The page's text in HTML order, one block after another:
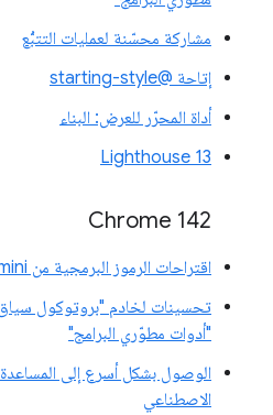
مشاركة محسّنة لعمليات التتبُّع
إتاحة @starting-style
أداة المحرّر للعرض: البناء
Lighthouse 13
Chrome 142
اقتراحات الرموز البرمجية من Gemini
"أدوات مطوّري البرامج"
الوصول بشكل أسرع إلى المساعدة
الاصطناعي